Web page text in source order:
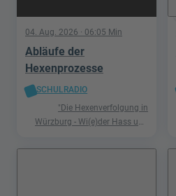
04. Aug. 2026 · 06:05 Min
Abläufe der
Hexenprozesse
SCHULRADIO
"Die Hexenverfolgung in
Würzburg - Wi(e)der Hass und